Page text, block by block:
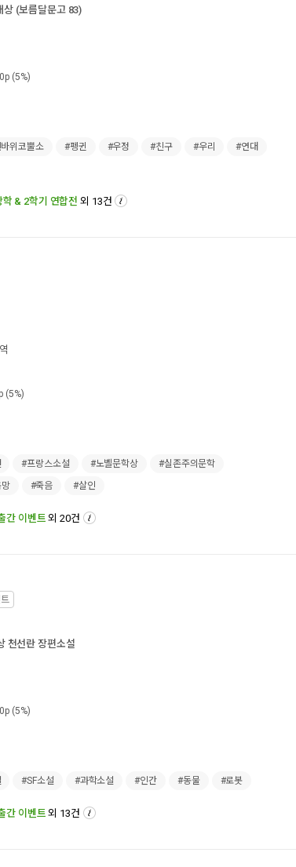
상 (보름달문고 83)
(5%)
위코뿔소 #펭귄 #우정 #친구 #우리
#연대
학 & 2학기 연합전 외 13건
(5%)
#프랑스소설 #노벨문학상
#실존주의문학
#죽음 #살인
간 이벤트 외 20건
천선란 장편소설
(5%)
#SF소설 #과학소설 #인간 #동물 #로봇
간 이벤트 외 13건